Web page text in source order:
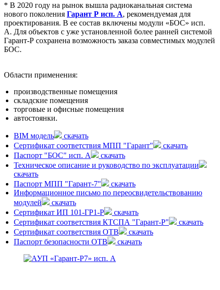
* В 2020 году на рынок вышла радиоканальная система
нового поколения Гарант Р исп. А, рекомендуемая для
проектирования. В ее состав включены модули «БОС» исп.
А. Для объектов с уже установленной более ранней системой
Гарант-Р сохранена возможность заказа совместимых модулей
БОС.
Области применения:
производственные помещения
складские помещения
торговые и офисные помещения
автостоянки.
BIM модель
скачать
Сертификат соответствия МПП "Гарант"
скачать
Паспорт "БОС" исп. А
скачать
Техническое описание и руководство по эксплуатации
скачать
Паспорт МПП "Гарант-7"
скачать
Информационное письмо по переосвидетельствованию
модулей
скачать
Сертификат ИП 101-ГР1-Р
скачать
Сертификат соответствия КТСПА "Гарант-Р"
скачать
Сертификат соответствия ОТВ
скачать
Паспорт безопасности ОТВ
скачать